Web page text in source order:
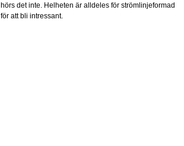
hörs det inte. Helheten är alldeles för strömlinjeformad
för att bli intressant.